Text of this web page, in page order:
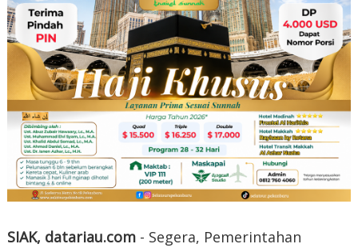
SIAK, datariau.com- Segera, Pemerintahan